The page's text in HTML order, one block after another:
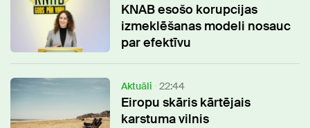
KNAB esošo korupcijas
izmeklēšanas modeli nosauc
par efektīvu
Aktuāli 22:44
Eiropu skāris kārtējais
karstuma vilnis